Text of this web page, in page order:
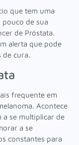
que tem uma
de sua
de Próstata.
alerta que pode
de cura.
frequente em
Acontece
a se multiplicar de
a se
constantes para